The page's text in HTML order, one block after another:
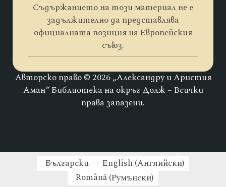
Съдържанието на този материал не е
задължително да представлява
официалната позиция на Европейския
съюз.
Авторско право © 2026 „Александру и Аристия
Аман“ Библиотека на окръг Долж – Всички
права запазени.
Български English(Английски)
Română(Румънски)